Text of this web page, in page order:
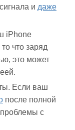
и даже
iPhone
что заряд
это может
Если ваш
после полной
проблемы с